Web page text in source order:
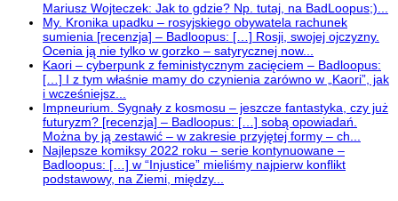
Mariusz Wojteczek: Jak to gdzie? Np. tutaj, na BadLoopus;)...
My. Kronika upadku – rosyjskiego obywatela rachunek
sumienia [recenzja] – Badloopus: […] Rosji, swojej ojczyzny.
Ocenia ją nie tylko w gorzko – satyrycznej now...
Kaori – cyberpunk z feministycznym zacięciem – Badloopus:
[…] I z tym właśnie mamy do czynienia zarówno w „Kaori”, jak
i wcześniejsz...
Impneurium. Sygnały z kosmosu – jeszcze fantastyka, czy już
futuryzm? [recenzja] – Badloopus: […] sobą opowiadań.
Można by ją zestawić – w zakresie przyjętej formy – ch...
Najlepsze komiksy 2022 roku – serie kontynuowane –
Badloopus: […] w “Injustice” mieliśmy najpierw konflikt
podstawowy, na Ziemi, między...